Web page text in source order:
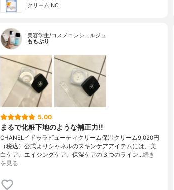
クリーム NC
美容学生/コスメコンシェルジュ
ももぷり
5.00
まるで化粧下地のような補正力!!
CHANELイドゥラビューティクリーム保湿クリーム9,020円
（税込）公式よりシャネルのスキンケアアイテムには、美
白ケア、エイジングケア、保湿ケアの３つのライン…続き
を見る